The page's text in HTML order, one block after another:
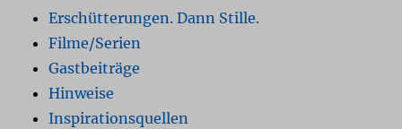
Erschütterungen. Dann Stille.
Filme/Serien
Gastbeiträge
Hinweise
Inspirationsquellen